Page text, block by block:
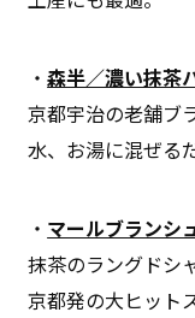
・森半／濃い抹茶
京都宇治の老舗ブ
水、お湯に混ぜる
・ マールブランシ
抹茶のラングドシ
京都発の大ヒット